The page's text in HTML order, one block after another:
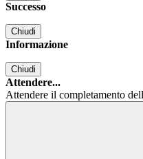
Successo
Chiudi
Informazione
Chiudi
Attendere...
Attendere il completamento